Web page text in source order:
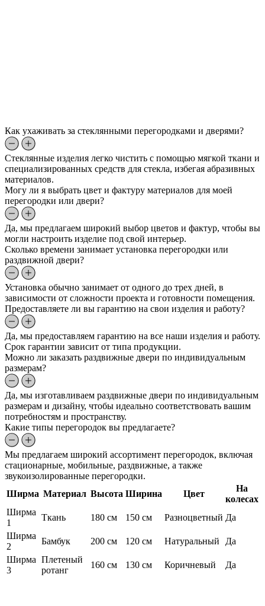
Как ухаживать за стеклянными перегородками и дверями?
Стеклянные изделия легко чистить с помощью мягкой ткани и
специализированных средств для стекла, избегая абразивных
материалов.
Могу ли я выбрать цвет и фактуру материалов для моей
перегородки или двери?
Да, мы предлагаем широкий выбор цветов и фактур, чтобы вы
могли настроить изделие под свой интерьер.
Сколько времени занимает установка перегородки или
раздвижной двери?
Установка обычно занимает от одного до трех дней, в
зависимости от сложности проекта и готовности помещения.
Предоставляете ли вы гарантию на свои изделия и работу?
Да, мы предоставляем гарантию на все наши изделия и работу.
Срок гарантии зависит от типа продукции.
Можно ли заказать раздвижные двери по индивидуальным
размерам?
Да, мы изготавливаем раздвижные двери по индивидуальным
размерам и дизайну, чтобы идеально соответствовать вашим
потребностям и пространству.
Какие типы перегородок вы предлагаете?
Мы предлагаем широкий ассортимент перегородок, включая
стационарные, мобильные, раздвижные, а также
звукоизолированные перегородки.
Ширма Материал Высота Ширина Цвет
На
колесах
Ширма
1
Ткань 180 см 150 см Разноцветный Да
Ширма
2
Бамбук 200 см 120 см Натуральный
Да
Ширма
3
Плетеный
ротанг
160 см 130 см Коричневый Да